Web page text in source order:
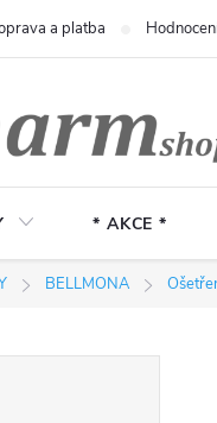
a platba
* AKCE *
BELLMONA